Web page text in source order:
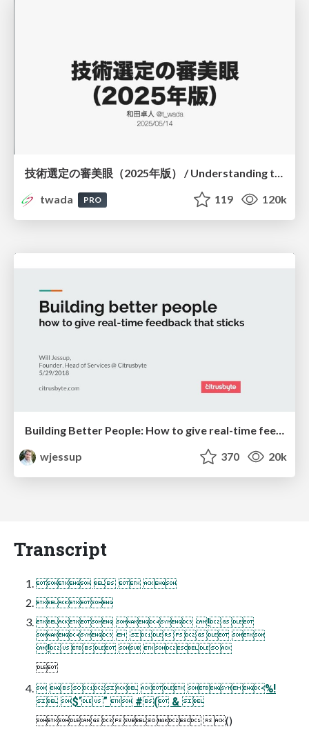
技術選定の審美眼（2025年版） / Understanding the Spiral of Technologies 2025 edition
twada
PRO 119 120k
wjessup
370 20k
Transcript
   

  !
   
!  

   %!
 $'"  #( & 
 ()